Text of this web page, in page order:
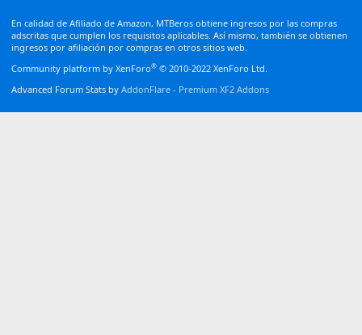
En calidad de Afiliado de Amazon, MTBeros obtiene ingresos por las compras
adscritas que cumplen los requisitos aplicables. Así mismo, también se obtienen
ingresos por afiliación por compras en otros sitios web.
Community platform by XenForo® © 2010-2022 XenForo Ltd.
Advanced Forum Stats by AddonFlare - Premium XF2 Addons